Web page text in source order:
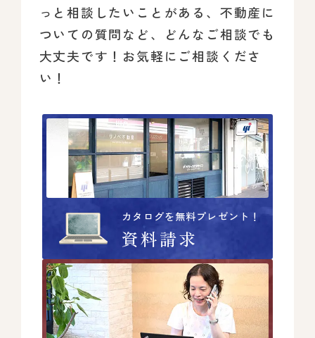
っと相談したいことがある、 不動産に
ついての質問など、どんなご相談でも
大丈夫です！ お気軽にご相談くださ
い！
カタログを無料プレゼント！
資料請求